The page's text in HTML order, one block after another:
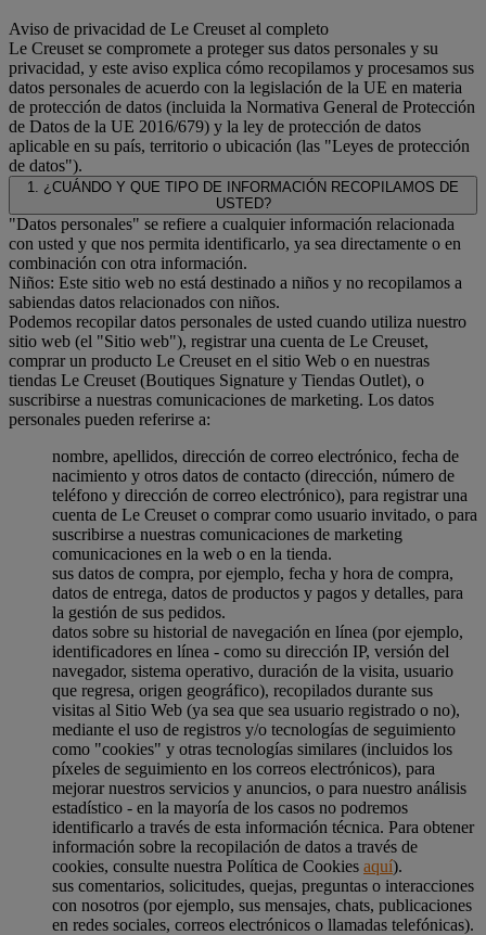
Aviso de privacidad de Le Creuset al completo
Le Creuset se compromete a proteger sus datos personales y su
privacidad, y este aviso explica cómo recopilamos y procesamos sus
datos personales de acuerdo con la legislación de la UE en materia
de protección de datos (incluida la Normativa General de Protección
de Datos de la UE 2016/679) y la ley de protección de datos
aplicable en su país, territorio o ubicación (las "Leyes de protección
de datos").
1. ¿CUÁNDO Y QUE TIPO DE INFORMACIÓN RECOPILAMOS DE
USTED?
"Datos personales" se refiere a cualquier información relacionada
con usted y que nos permita identificarlo, ya sea directamente o en
combinación con otra información.
Niños: Este sitio web no está destinado a niños y no recopilamos a
sabiendas datos relacionados con niños.
Podemos recopilar datos personales de usted cuando utiliza nuestro
sitio web (el "Sitio web"), registrar una cuenta de Le Creuset,
comprar un producto Le Creuset en el sitio Web o en nuestras
tiendas Le Creuset (Boutiques Signature y Tiendas Outlet), o
suscribirse a nuestras comunicaciones de marketing. Los datos
personales pueden referirse a:
nombre, apellidos, dirección de correo electrónico, fecha de
nacimiento y otros datos de contacto (dirección, número de
teléfono y dirección de correo electrónico), para registrar una
cuenta de Le Creuset o comprar como usuario invitado, o para
suscribirse a nuestras comunicaciones de marketing
comunicaciones en la web o en la tienda.
sus datos de compra, por ejemplo, fecha y hora de compra,
datos de entrega, datos de productos y pagos y detalles, para
la gestión de sus pedidos.
datos sobre su historial de navegación en línea (por ejemplo,
identificadores en línea - como su dirección IP, versión del
navegador, sistema operativo, duración de la visita, usuario
que regresa, origen geográfico), recopilados durante sus
visitas al Sitio Web (ya sea que sea usuario registrado o no),
mediante el uso de registros y/o tecnologías de seguimiento
como "cookies" y otras tecnologías similares (incluidos los
píxeles de seguimiento en los correos electrónicos), para
mejorar nuestros servicios y anuncios, o para nuestro análisis
estadístico - en la mayoría de los casos no podremos
identificarlo a través de esta información técnica. Para obtener
información sobre la recopilación de datos a través de
cookies, consulte nuestra Política de Cookies aquí).
sus comentarios, solicitudes, quejas, preguntas o interacciones
con nosotros (por ejemplo, sus mensajes, chats, publicaciones
en redes sociales, correos electrónicos o llamadas telefónicas).